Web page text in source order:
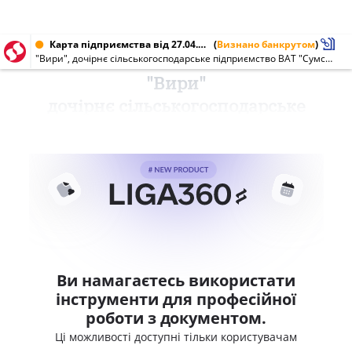
Карта підприємства від 27.04.2007 № 32444224 (Визнано банкрутом)
"Вири", дочірнє сільськогосподарське підприємство ВАТ "Сумське обласне підприємство "Сумиоблагротехсервіс"
"Вири"
Ви намагаєтесь використати
інструменти для професійної
роботи з документом.
Ці можливості доступні тільки користувачам